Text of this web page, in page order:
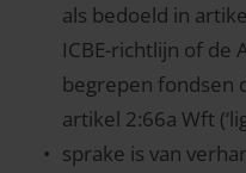
als bedoeld in
ICBE-richtlijn of de
begrepen fondsen
artikel 2:66a Wft
sprake is van